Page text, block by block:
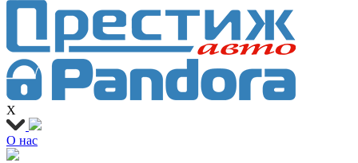
X
О нас